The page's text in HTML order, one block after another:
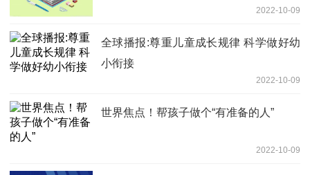
2022-10-09
全球播报:尊重儿童成长规律 科学做好幼
小衔接
2022-10-09
世界焦点！帮孩子做个“有准备的人”
2022-10-09